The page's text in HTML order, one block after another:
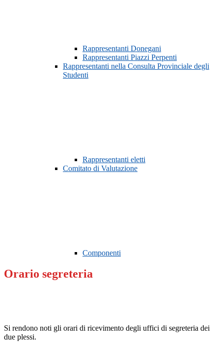
Rappresentanti Donegani
Rappresentanti Piazzi Perpenti
Rappresentanti nella Consulta Provinciale degli
Studenti
Rappresentanti eletti
Comitato di Valutazione
Componenti
Orario segreteria
Si rendono noti gli orari di ricevimento degli uffici di segreteria dei
due plessi.